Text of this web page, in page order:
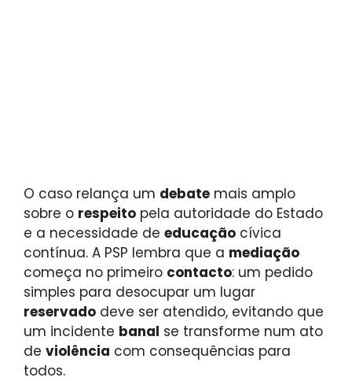
O caso relança um debate mais amplo
sobre o respeito pela autoridade do Estado
e a necessidade de educação cívica
contínua. A PSP lembra que a mediação
começa no primeiro contacto: um pedido
simples para desocupar um lugar
reservado deve ser atendido, evitando que
um incidente banal se transforme num ato
de violência com consequências para
todos.